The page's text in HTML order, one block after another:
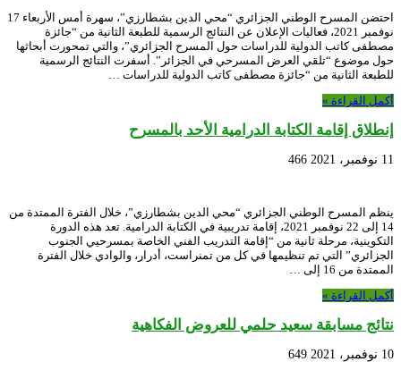
احتضن المسرح الوطني الجزائري “محي الدين بشطارزي”، سهرة أمس الأربعاء 17
نوفمبر 2021، فعاليات الإعلان عن النتائج الرسمية للطبعة الثانية من “جائزة
مصطفى كاتب الدولية للدراسات حول المسرح الجزائري”، والتي تمحورت أبحاثها
حول موضوع “تلقي العرض المسرحي في الجزائر”. أسفرت النتائج الرسمية
للطبعة الثانية من “جائزة مصطفى كاتب الدولية للدراسات …
أكمل القراءة »
إنطلاق إقامة الكتابة الدرامية الأحد بالمسرح
11 نوفمبر، 2021 466
ينظم المسرح الوطني الجزائري “محي الدين بشطارزي”، خلال الفترة الممتدة من
14 إلى 22 نوفمبر 2021، إقامة تدريبية في الكتابة الدرامية. تعد هذه الدورة
التكوينية، مرحلة ثانية من “إقامة التدريب الفني الخاصة بمسرحيي الجنوب
الجزائري” التي تم تنظيمها في كل من تمنراست، أدرار، والوادي خلال الفترة
الممتدة من 16 إلى …
أكمل القراءة »
نتائج مسابقة سعيد حلمي للعروض الفكاهية
10 نوفمبر، 2021 649